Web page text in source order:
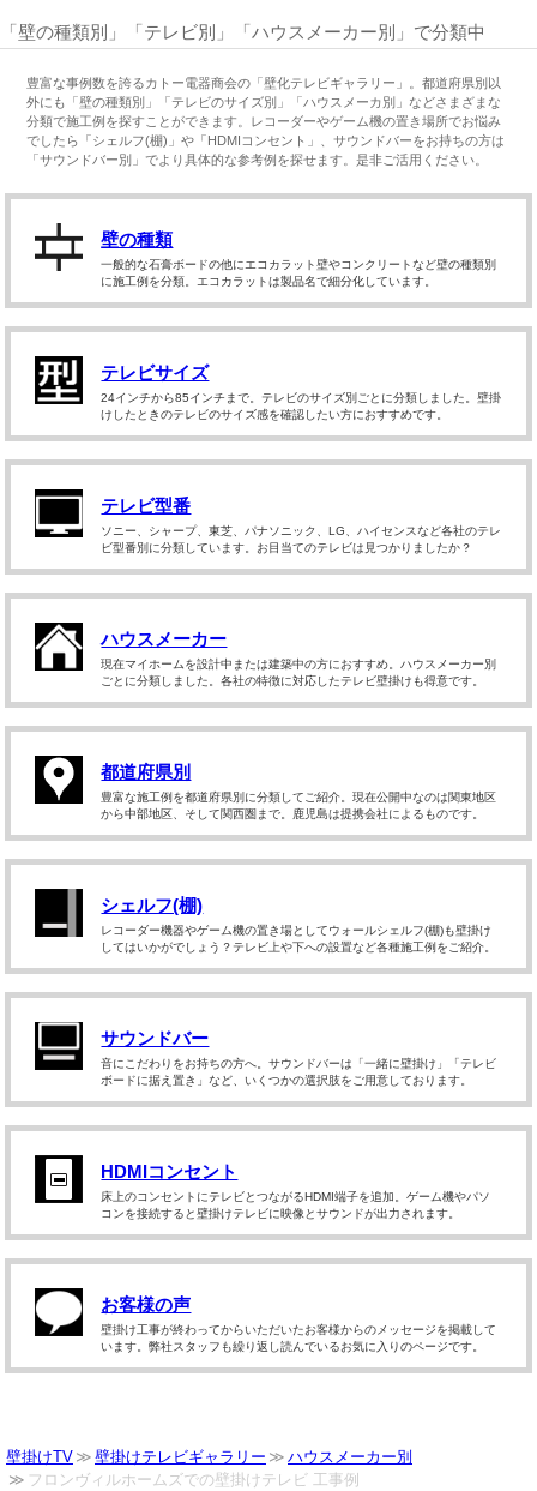
「壁の種類別」「テレビ別」「ハウスメーカー別」で分類中
豊富な事例数を誇るカトー電器商会の「壁化テレビギャラリー」。都道府県別以
外にも「壁の種類別」「テレビのサイズ別」「ハウスメーカ別」などさまざまな
分類で施工例を探すことができます。レコーダーやゲーム機の置き場所でお悩み
でしたら「シェルフ(棚)」や「HDMIコンセント」、サウンドバーをお持ちの方は
「サウンドバー別」でより具体的な参考例を探せます。是非ご活用ください。
壁の種類
一般的な石膏ボードの他にエコカラット壁やコンクリートなど壁の種類別
に施工例を分類。エコカラットは製品名で細分化しています。
テレビサイズ
24インチから85インチまで。テレビのサイズ別ごとに分類しました。壁掛
けしたときのテレビのサイズ感を確認したい方におすすめです。
テレビ型番
ソニー、シャープ、東芝、パナソニック、LG、ハイセンスなど各社のテレ
ビ型番別に分類しています。お目当てのテレビは見つかりましたか？
ハウスメーカー
現在マイホームを設計中または建築中の方におすすめ。ハウスメーカー別
ごとに分類しました。各社の特徴に対応したテレビ壁掛けも得意です。
都道府県別
豊富な施工例を都道府県別に分類してご紹介。現在公開中なのは関東地区
から中部地区、そして関西圏まで。鹿児島は提携会社によるものです。
シェルフ(棚)
レコーダー機器やゲーム機の置き場としてウォールシェルフ(棚)も壁掛け
してはいかがでしょう？テレビ上や下への設置など各種施工例をご紹介。
サウンドバー
音にこだわりをお持ちの方へ。サウンドバーは「一緒に壁掛け」「テレビ
ボードに据え置き」など、いくつかの選択肢をご用意しております。
HDMIコンセント
床上のコンセントにテレビとつながるHDMI端子を追加。ゲーム機やパソ
コンを接続すると壁掛けテレビに映像とサウンドが出力されます。
お客様の声
壁掛け工事が終わってからいただいたお客様からのメッセージを掲載して
います。弊社スタッフも繰り返し読んでいるお気に入りのページです。
壁掛けTV 壁掛けテレビギャラリー
ハウスメーカー別
フロンヴィルホームズでの壁掛けテレビ 工事例